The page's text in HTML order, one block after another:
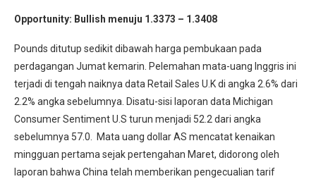
Opportunity: Bullish menuju 1.3373 – 1.3408
Pounds ditutup sedikit dibawah harga pembukaan pada
perdagangan Jumat kemarin. Pelemahan mata-uang Inggris ini
terjadi di tengah naiknya data Retail Sales U.K di angka 2.6% dari
2.2% angka sebelumnya. Disatu-sisi laporan data Michigan
Consumer Sentiment U.S turun menjadi 52.2 dari angka
sebelumnya 57.0. Mata uang dollar AS mencatat kenaikan
mingguan pertama sejak pertengahan Maret, didorong oleh
laporan bahwa China telah memberikan pengecualian tarif